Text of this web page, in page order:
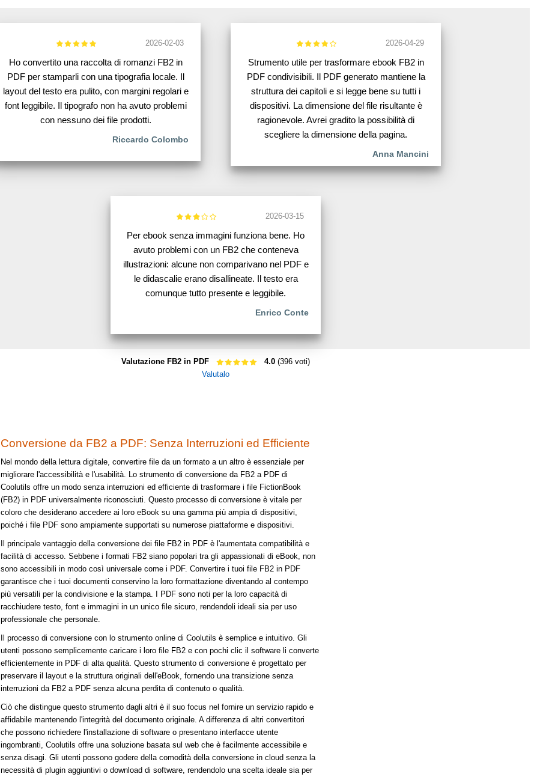
2026-02-03
Ho convertito una raccolta di romanzi FB2 in
PDF per stamparli con una tipografia locale. Il
layout del testo era pulito, con margini regolari e
font leggibile. Il tipografo non ha avuto problemi
con nessuno dei file prodotti.
Riccardo Colombo
2026-04-29
Strumento utile per trasformare ebook FB2 in
PDF condivisibili. Il PDF generato mantiene la
struttura dei capitoli e si legge bene su tutti i
dispositivi. La dimensione del file risultante è
ragionevole. Avrei gradito la possibilità di
scegliere la dimensione della pagina.
Anna Mancini
2026-03-15
Per ebook senza immagini funziona bene. Ho
avuto problemi con un FB2 che conteneva
illustrazioni: alcune non comparivano nel PDF e
le didascalie erano disallineate. Il testo era
comunque tutto presente e leggibile.
Enrico Conte
Valutazione FB2 in PDF 4.0 (396 voti)
Valutalo
Conversione da FB2 a PDF: Senza Interruzioni ed Efficiente
Nel mondo della lettura digitale, convertire file da un formato a un altro è essenziale per
migliorare l'accessibilità e l'usabilità. Lo strumento di conversione da FB2 a PDF di
Coolutils offre un modo senza interruzioni ed efficiente di trasformare i file FictionBook
(FB2) in PDF universalmente riconosciuti. Questo processo di conversione è vitale per
coloro che desiderano accedere ai loro eBook su una gamma più ampia di dispositivi,
poiché i file PDF sono ampiamente supportati su numerose piattaforme e dispositivi.
Il principale vantaggio della conversione dei file FB2 in PDF è l'aumentata compatibilità e
facilità di accesso. Sebbene i formati FB2 siano popolari tra gli appassionati di eBook, non
sono accessibili in modo così universale come i PDF. Convertire i tuoi file FB2 in PDF
garantisce che i tuoi documenti conservino la loro formattazione diventando al contempo
più versatili per la condivisione e la stampa. I PDF sono noti per la loro capacità di
racchiudere testo, font e immagini in un unico file sicuro, rendendoli ideali sia per uso
professionale che personale.
Il processo di conversione con lo strumento online di Coolutils è semplice e intuitivo. Gli
utenti possono semplicemente caricare i loro file FB2 e con pochi clic il software li converte
efficientemente in PDF di alta qualità. Questo strumento di conversione è progettato per
preservare il layout e la struttura originali dell'eBook, fornendo una transizione senza
interruzioni da FB2 a PDF senza alcuna perdita di contenuto o qualità.
Ciò che distingue questo strumento dagli altri è il suo focus nel fornire un servizio rapido e
affidabile mantenendo l'integrità del documento originale. A differenza di altri convertitori
che possono richiedere l'installazione di software o presentano interfacce utente
ingombranti, Coolutils offre una soluzione basata sul web che è facilmente accessibile e
senza disagi. Gli utenti possono godere della comodità della conversione in cloud senza la
necessità di plugin aggiuntivi o download di software, rendendolo una scelta ideale sia per